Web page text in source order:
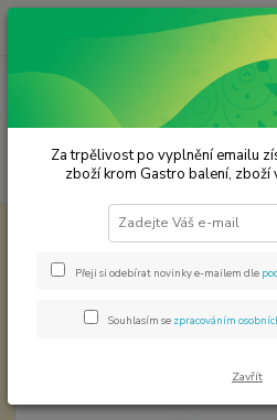
Chilli svět papriček BIRD'S
BIRD'S EYE
Za trpělivost po vyplnění emailu
zboží krom Gastro balení, zboží
Přeji si odebírat novinky e-mailem dle
Souhlasím se zpracováním
Zavřít